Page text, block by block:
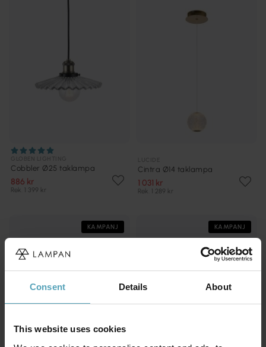
Consent Details About
This website uses cookies
Cobbler Ø25 taklampa
886 kr
Rek. 1 399 kr
Cintra Ø14 taklampa
1 031 kr
Rek. 1 289 kr
KAMPANJ KAMPANJ